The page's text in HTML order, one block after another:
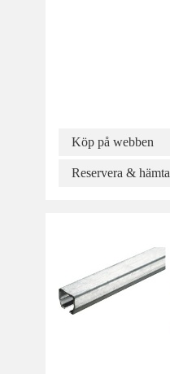
Köp på webben
Reservera & hämta